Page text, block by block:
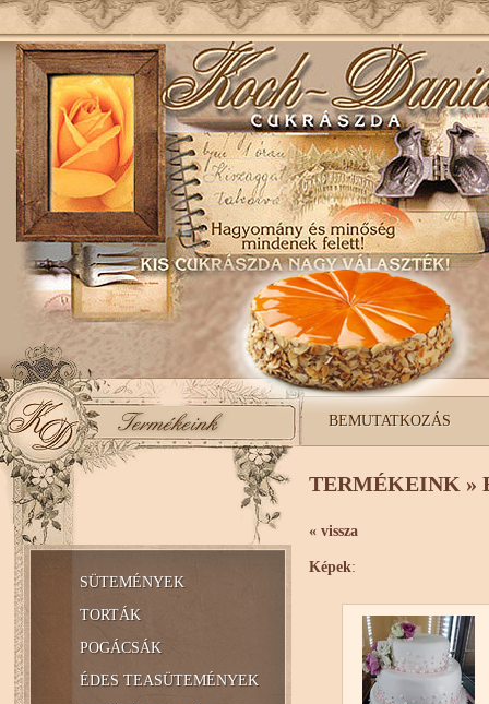
BEMUTATKOZÁS
SÜTEMÉNYEK
TORTÁK
POGÁCSÁK
ÉDES TEASÜTEMÉNYEK
TERMÉKEINK »
« vissza
Képek: